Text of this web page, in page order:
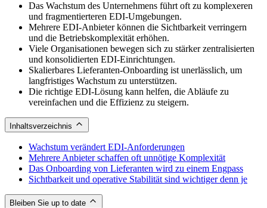
Das Wachstum des Unternehmens führt oft zu komplexeren
und fragmentierteren EDI-Umgebungen.
Mehrere EDI-Anbieter können die Sichtbarkeit verringern
und die Betriebskomplexität erhöhen.
Viele Organisationen bewegen sich zu stärker zentralisierten
und konsolidierten EDI-Einrichtungen.
Skalierbares Lieferanten-Onboarding ist unerlässlich, um
langfristiges Wachstum zu unterstützen.
Die richtige EDI-Lösung kann helfen, die Abläufe zu
vereinfachen und die Effizienz zu steigern.
Inhaltsverzeichnis
Wachstum verändert EDI-Anforderungen
Mehrere Anbieter schaffen oft unnötige Komplexität
Das Onboarding von Lieferanten wird zu einem Engpass
Sichtbarkeit und operative Stabilität sind wichtiger denn je
Bleiben Sie up to date